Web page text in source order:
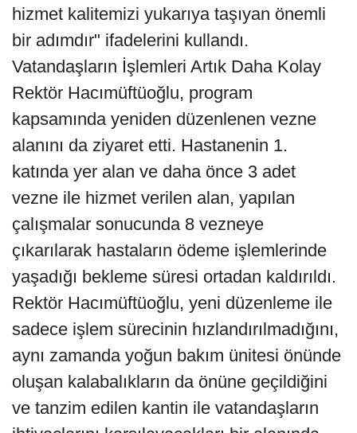
hizmet kalitemizi yukarıya taşıyan önemli
bir adımdır" ifadelerini kullandı.
Vatandaşların İşlemleri Artık Daha Kolay
Rektör Hacımüftüoğlu, program
kapsamında yeniden düzenlenen vezne
alanını da ziyaret etti. Hastanenin 1.
katında yer alan ve daha önce 3 adet
vezne ile hizmet verilen alan, yapılan
çalışmalar sonucunda 8 vezneye
çıkarılarak hastaların ödeme işlemlerinde
yaşadığı bekleme süresi ortadan kaldırıldı.
Rektör Hacımüftüoğlu, yeni düzenleme ile
sadece işlem sürecinin hızlandırılmadığını,
aynı zamanda yoğun bakım ünitesi önünde
oluşan kalabalıkların da önüne geçildiğini
ve tanzim edilen kantin ile vatandaşların